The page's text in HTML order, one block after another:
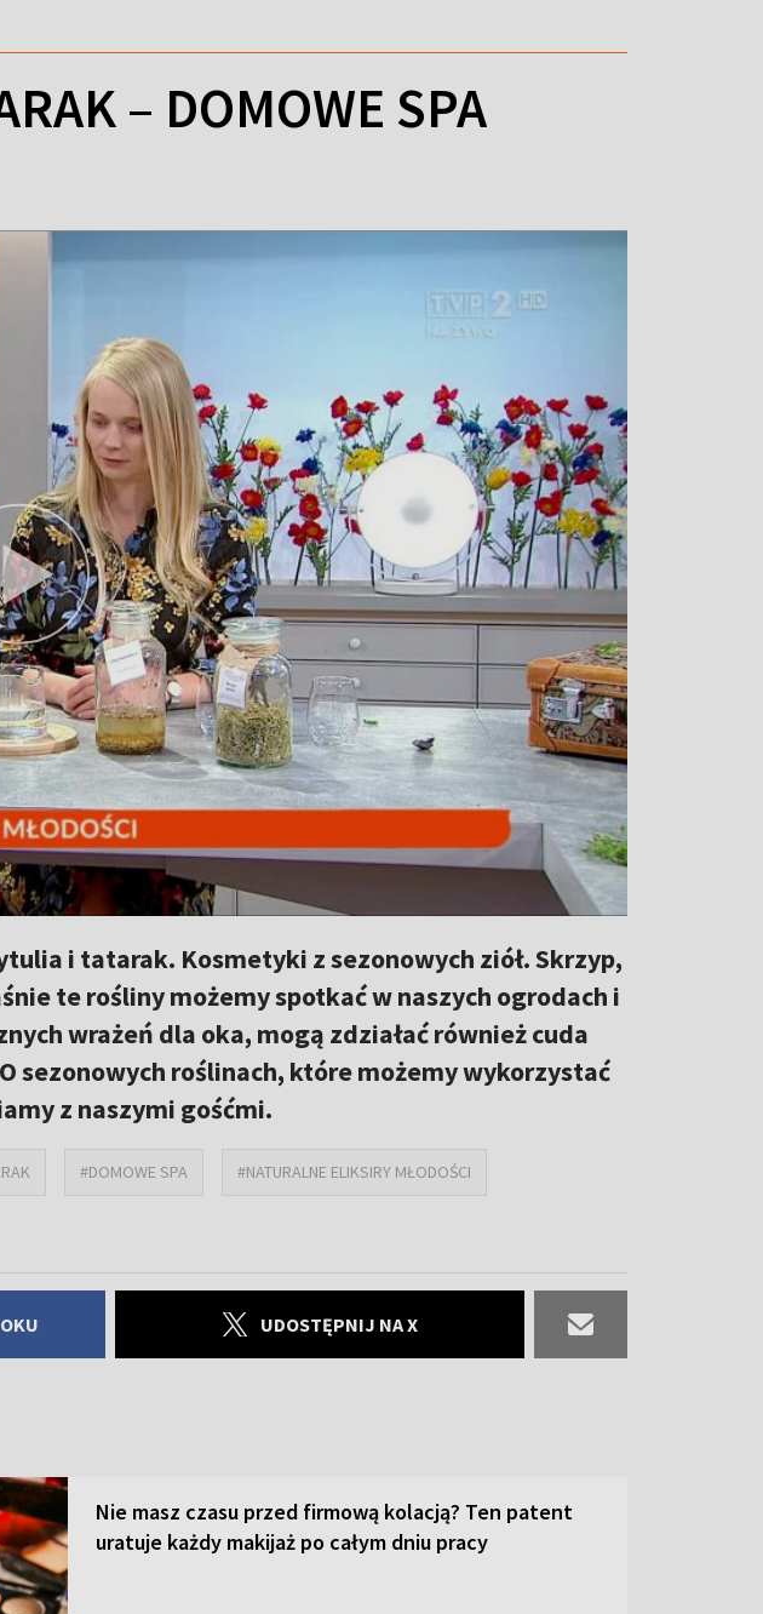
– DOMOWE SPA
i tatarak. Kosmetyki z sezonowych ziół. Skrzyp,
te rośliny możemy spotkać w naszych ogrodach i
wrażeń dla oka, mogą zdziałać również cuda
sezonowych roślinach, które możemy wykorzystać
z naszymi gośćmi.
#DOMOWE SPA #NATURALNE ELIKSIRY MŁODOŚCI
UDOSTĘPNIJ NA X
Nie masz czasu przed firmową kolacją? Ten patent
uratuje każdy makijaż po całym dniu pracy